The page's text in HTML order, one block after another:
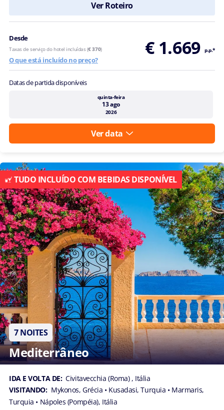
Ver Roteiro
Desde € 1.669 p.p.*
Taxas de serviço do hotel incluídas (€ 370)
O que está incluído no preço?
Datas de partida disponíveis
quinta-feira
13 ago
2026
Ver data
TUDO INCLUÍDO COM BEBIDAS DISPONÍVEL
7 NOITES
Mediterrâneo
IDA E VOLTA DE: Civitavecchia (Roma) , Itália
VISITANDO: Mykonos, Grécia • Kusadasi, Turquia • Marmaris,
Turquia • Nápoles (Pompéia), Itália